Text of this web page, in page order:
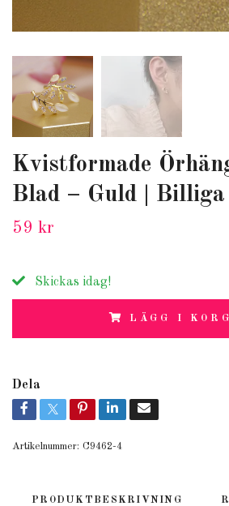
Kvistformade
Blad – Guld | Billiga
59 kr
Skickas idag!
LÄGG I
Dela
Artikelnummer: C9462-4
PRODUKTBESKRIVNING